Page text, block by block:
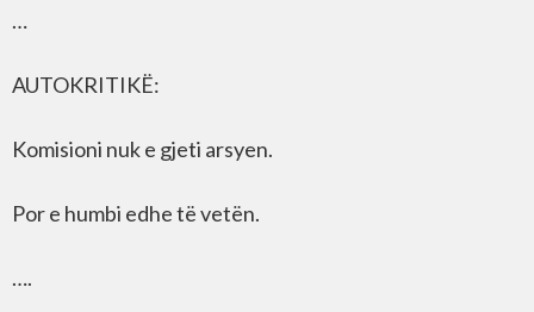
…
AUTOKRITIKË:
Komisioni nuk e gjeti arsyen.
Por e humbi edhe të vetën.
….